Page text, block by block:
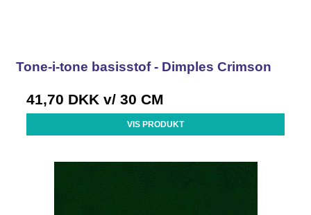
Tone-i-tone basisstof - Dimples Crimson
41,70 DKK v/ 30 CM
VIS PRODUKT